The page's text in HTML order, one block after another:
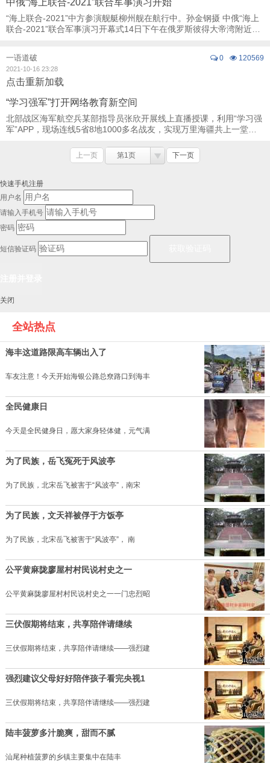
中俄“海上联合-2021”联合军事演习开始
“海上联合-2021”中方参演舰艇柳州舰在航行中。孙金钢摄 中俄“海上
联合-2021”联合军事演习开幕式14日下午在俄罗斯彼得大帝湾附近海
0 120569
一语道破
2021-10-16 23:28
点击重新加载
“学习强军”打开网络教育新空间
北部战区海军航空兵某部指导员张欣开展线上直播授课，利用“学习强
军”APP，现场连线5省8地1000多名战友，实现万里海疆共上一堂
上一页 第1页 下一页
快速手机注册
用户名
请输入手机号
密码
短信验证码
关闭
全站热点
海丰这道路限高车辆出入了
车友注意！今天开始海银公路总尞路口到海丰
全民健康日
今天是全民健身日，愿大家身轻体健，元气满
为了民族，岳飞冤死于风波亭
为了民族，北宋岳飞被害于“风波亭”，南宋
为了民族，文天祥被俘于方饭亭
为了民族，北宋岳飞被害于“风波亭”， 南
公平黄麻陇廖屋村村民说村史之一
公平黄麻陇廖屋村村民说村史之一一门忠烈昭
三伏假期将结束，共享陪伴请继续
三伏假期将结束，共享陪伴请继续——强烈建
强烈建议父母好好陪伴孩子看完央视1
三伏假期将结束，共享陪伴请继续——强烈建
陆丰菠萝多汁脆爽，甜而不腻
汕尾种植菠萝的乡镇主要集中在陆丰